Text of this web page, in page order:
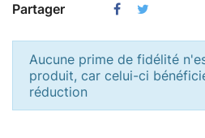
Partager
Aucune prime de fidélité
produit, car celui-ci
réduction